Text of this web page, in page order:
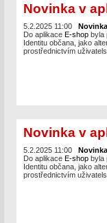
Novinka v
5.2.2025 11:00
Do aplikace E-shop byla
Identitu občana, jako
prostřednictvím
Novinka v
5.2.2025 11:00
Do aplikace E-shop byla
Identitu občana, jako
prostřednictvím